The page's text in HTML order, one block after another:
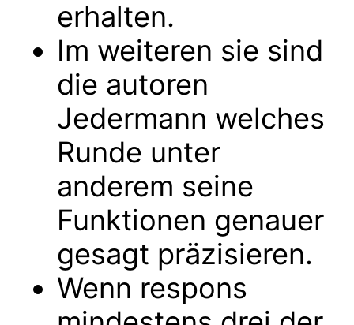
erhalten.
Im weiteren sie sind
die autoren
Jedermann welches
Runde unter
anderem seine
Funktionen genauer
gesagt präzisieren.
Wenn respons